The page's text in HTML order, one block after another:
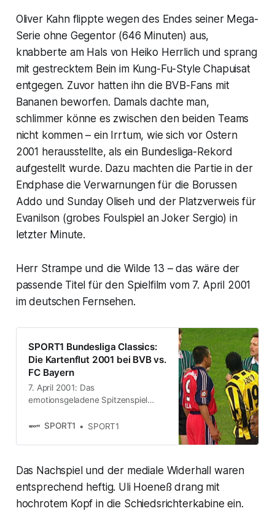
Oliver Kahn flippte wegen des Endes seiner Mega-
Serie ohne Gegentor (646 Minuten) aus,
knabberte am Hals von Heiko Herrlich und sprang
mit gestrecktem Bein im Kung-Fu-Style Chapuisat
entgegen. Zuvor hatten ihn die BVB-Fans mit
Bananen beworfen. Damals dachte man,
schlimmer könne es zwischen den beiden Teams
nicht kommen – ein Irrtum, wie sich vor Ostern
2001 herausstellte, als ein Bundesliga-Rekord
aufgestellt wurde. Dazu machten die Partie in der
Endphase die Verwarnungen für die Borussen
Addo und Sunday Oliseh und der Platzverweis für
Evanilson (grobes Foulspiel an Joker Sergio) in
letzter Minute.
Herr Strampe und die Wilde 13 – das wäre der
passende Titel für den Spielfilm vom 7. April 2001
im deutschen Fernsehen.
SPORT1 Bundesliga Classics:
Die Kartenflut 2001 bei BVB vs.
FC Bayern
7. April 2001: Das
emotionsgeladene Spitzenspiel
Bayern mündet in einer Kartenflut.
SPORT1 SPORT1
Das Nachspiel und der mediale Widerhall waren
entsprechend heftig. Uli Hoeneß drang mit
hochrotem Kopf in die Schiedsrichterkabine ein.